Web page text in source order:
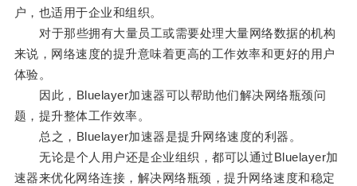
户，也适用于企业和组织。
对于那些拥有大量员工或需要处理大量网络数据的机构
来说，网络速度的提升意味着更高的工作效率和更好的用户
体验。
因此，Bluelayer加速器可以帮助他们解决网络瓶颈问
题，提升整体工作效率。
总之，Bluelayer加速器是提升网络速度的利器。
无论是个人用户还是企业组织，都可以通过Bluelayer加
速器来优化网络连接，解决网络瓶颈，提升网络速度和稳定